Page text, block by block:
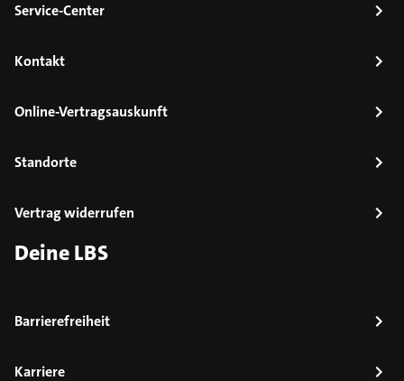
Service-Center
Kontakt
Online-Vertragsauskunft
Standorte
Vertrag widerrufen
Deine LBS
Barrierefreiheit
Karriere